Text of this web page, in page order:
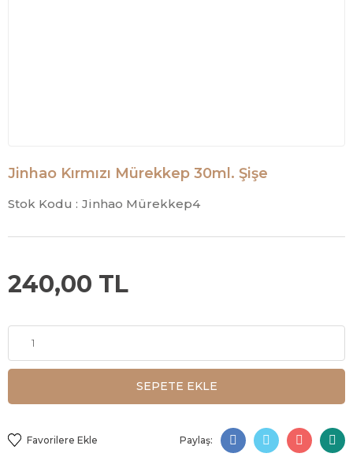
Jinhao Kırmızı Mürekkep 30ml. Şişe
Stok Kodu : Jinhao Mürekkep4
240,00 TL
SEPETE EKLE
Paylaş: